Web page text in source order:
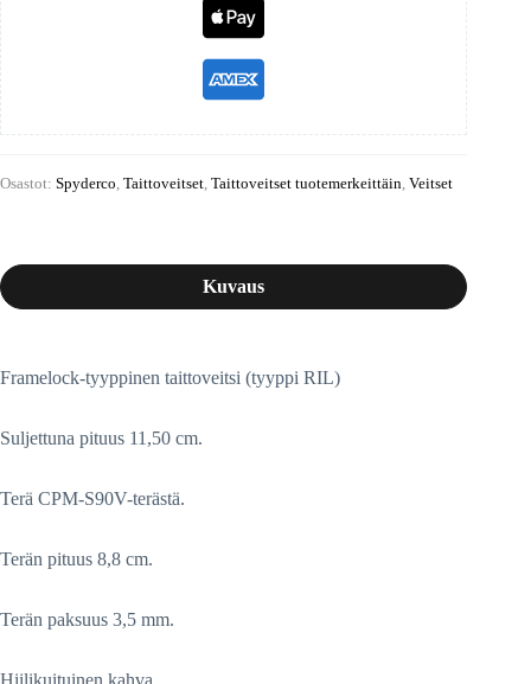
Osastot: Spyderco, Taittoveitset, Taittoveitset tuotemerkeittäin, Veitset
Kuvaus
Framelock-tyyppinen taittoveitsi (tyyppi RIL)
Suljettuna pituus 11,50 cm.
Terä CPM-S90V-terästä.
Terän pituus 8,8 cm.
Terän paksuus 3,5 mm.